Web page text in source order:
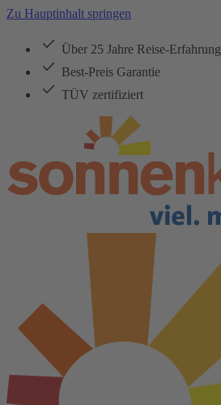
Zu Hauptinhalt springen
Über 25 Jahre Reise-Erfahrung
Best-Preis Garantie
TÜV zertifiziert